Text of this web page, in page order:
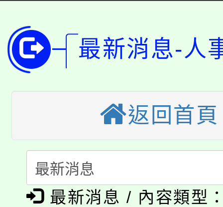
代理(課)教師甄選結果(
公告本校115學年度第
代理(課)教師甄選結果(
轉知中國文化大學推廣
《TA101》溝通分析基
程，歡迎學生輔導中心
心理、諮商輔導、社會
系所師生報名參加。
轉知苗栗縣政府辦理
縣市「校園短影音徵
門員」簡章及活動海報
踴躍報名參加。
桃園市115學年度學生
要點
「桃園市補助參觀特色
展演活動實施計畫」
115年度「教育部表揚
義教育推展貢獻獎」
公告本校115學年度第
最新消息-人
返回首頁
最新消息 / 內容類型